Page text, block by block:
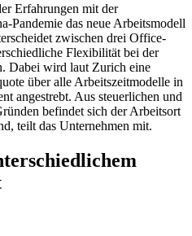
Erfahrungen mit der
Pandemie das neue Arbeitsmodell
zwischen drei Office-
Flexibilität bei der
Dabei wird laut Zurich eine
über alle Arbeitszeitmodelle in
angestrebt. Aus steuerlichen und
befindet sich der Arbeitsort
teilt das Unternehmen mit.